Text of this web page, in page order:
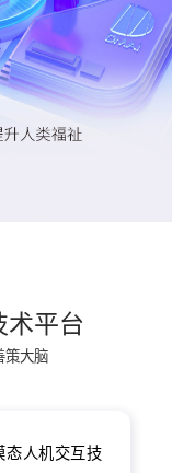
术平台
策大脑
态人机交互技